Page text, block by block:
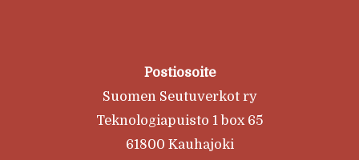
Postiosoite
Suomen Seutuverkot ry
Teknologiapuisto 1 box 65
61800 Kauhajoki